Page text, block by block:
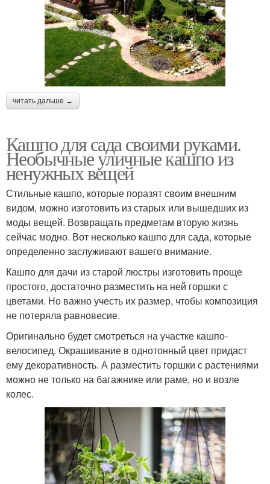
читать дальше →
Кашпо для сада своими руками.
Необычные уличные кашпо из
ненужных вещей
Стильные кашпо, которые поразят своим внешним
видом, можно изготовить из старых или вышедших из
моды вещей. Возвращать предметам вторую жизнь
сейчас модно. Вот несколько кашпо для сада, которые
определенно заслуживают вашего внимание.
Кашпо для дачи из старой люстры изготовить проще
простого, достаточно разместить на ней горшки с
цветами. Но важно учесть их размер, чтобы композиция
не потеряла равновесие.
Оригинально будет смотреться на участке кашпо-
велосипед. Окрашивание в однотонный цвет придаст
ему декоративность. А разместить горшки с растениями
можно не только на багажнике или раме, но и возле
колес.